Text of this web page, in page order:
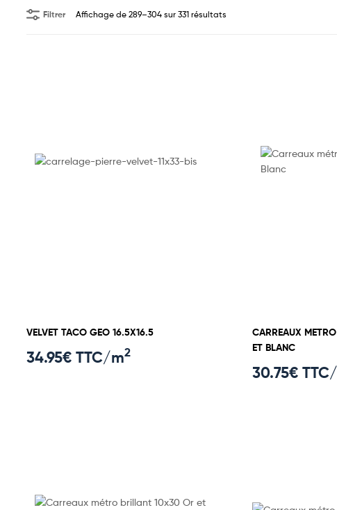
Filtrer Affichage de 289–304 sur 331 résultats
VELVET TACO GEO 16.5X16.5
34.95€ TTC/m2
CARREAUX
ET BLANC
30.75€